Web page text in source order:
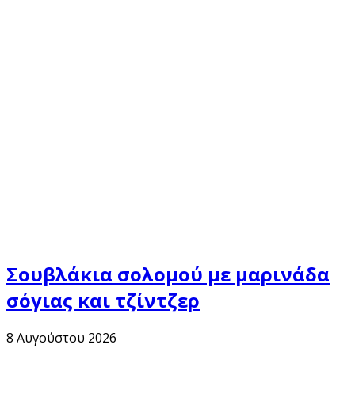
Σουβλάκια σολομού με μαρινάδα
σόγιας και τζίντζερ
8 Αυγούστου 2026